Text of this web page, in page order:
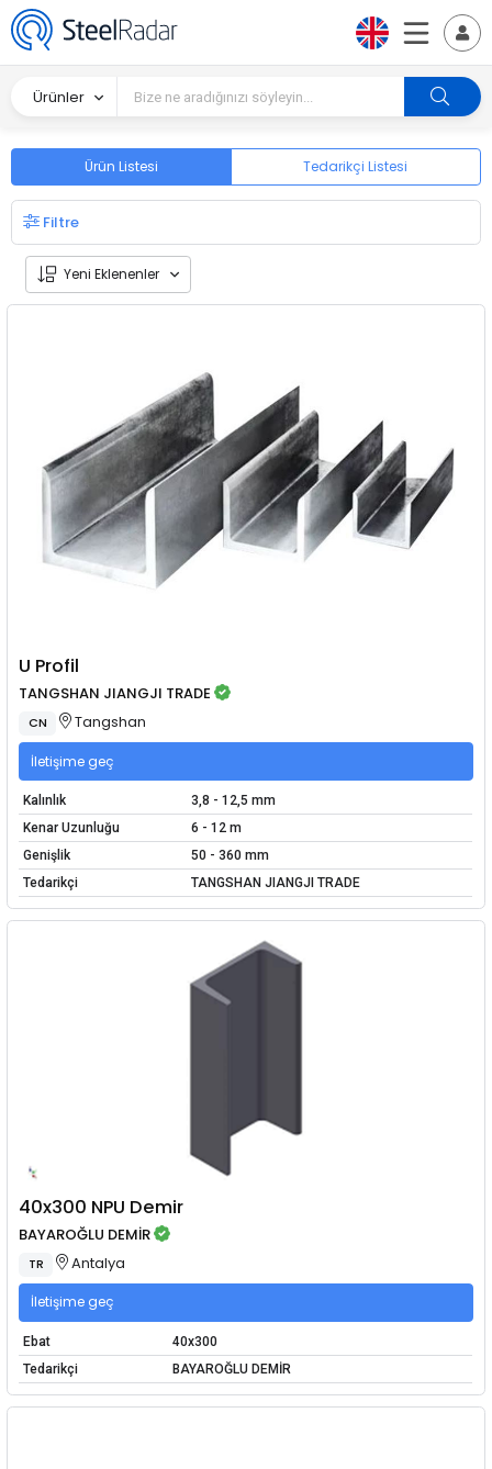
Ürünler
Ürün Listesi Tedarikçi Listesi
Filtre
Yeni Eklenenler
U Profil
TANGSHAN JIANGJI TRADE
CN Tangshan
İletişime geç
Kalınlık
3,8 - 12,5 mm
Kenar Uzunluğu
6 - 12 m
Genişlik
50 - 360 mm
Tedarikçi
TANGSHAN JIANGJI TRADE
40x300 NPU Demir
BAYAROĞLU DEMİR
TR Antalya
İletişime geç
Ebat
40x300
Tedarikçi
BAYAROĞLU DEMİR